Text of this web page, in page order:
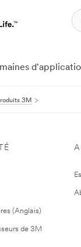
3M
(Anglais)
de 3M